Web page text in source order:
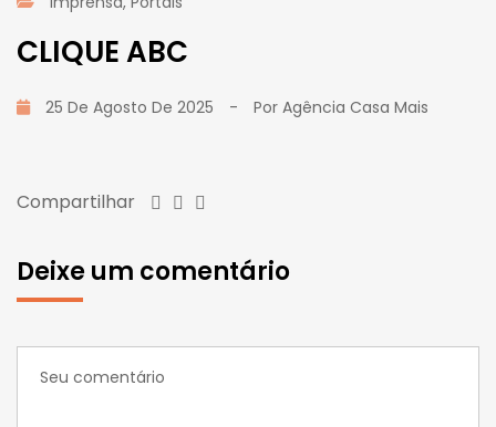
CLIQUE ABC
25 De Agosto De 2025 - Por Agência Casa Mais
Compartilhar
Deixe um comentário